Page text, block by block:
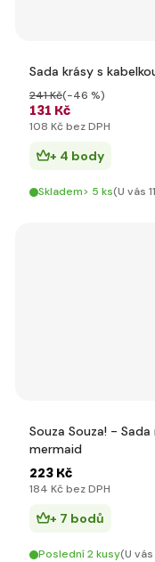
Sada krásy s
131 Kč
241 Kč(-46 %)
108 Kč bez DPH
+ 4 body
Skladem> 5 ks(U vás
Souza Souza! -
mermaid
223 Kč
184 Kč bez DPH
+ 7 bodů
Poslední 2 kusy(U vás